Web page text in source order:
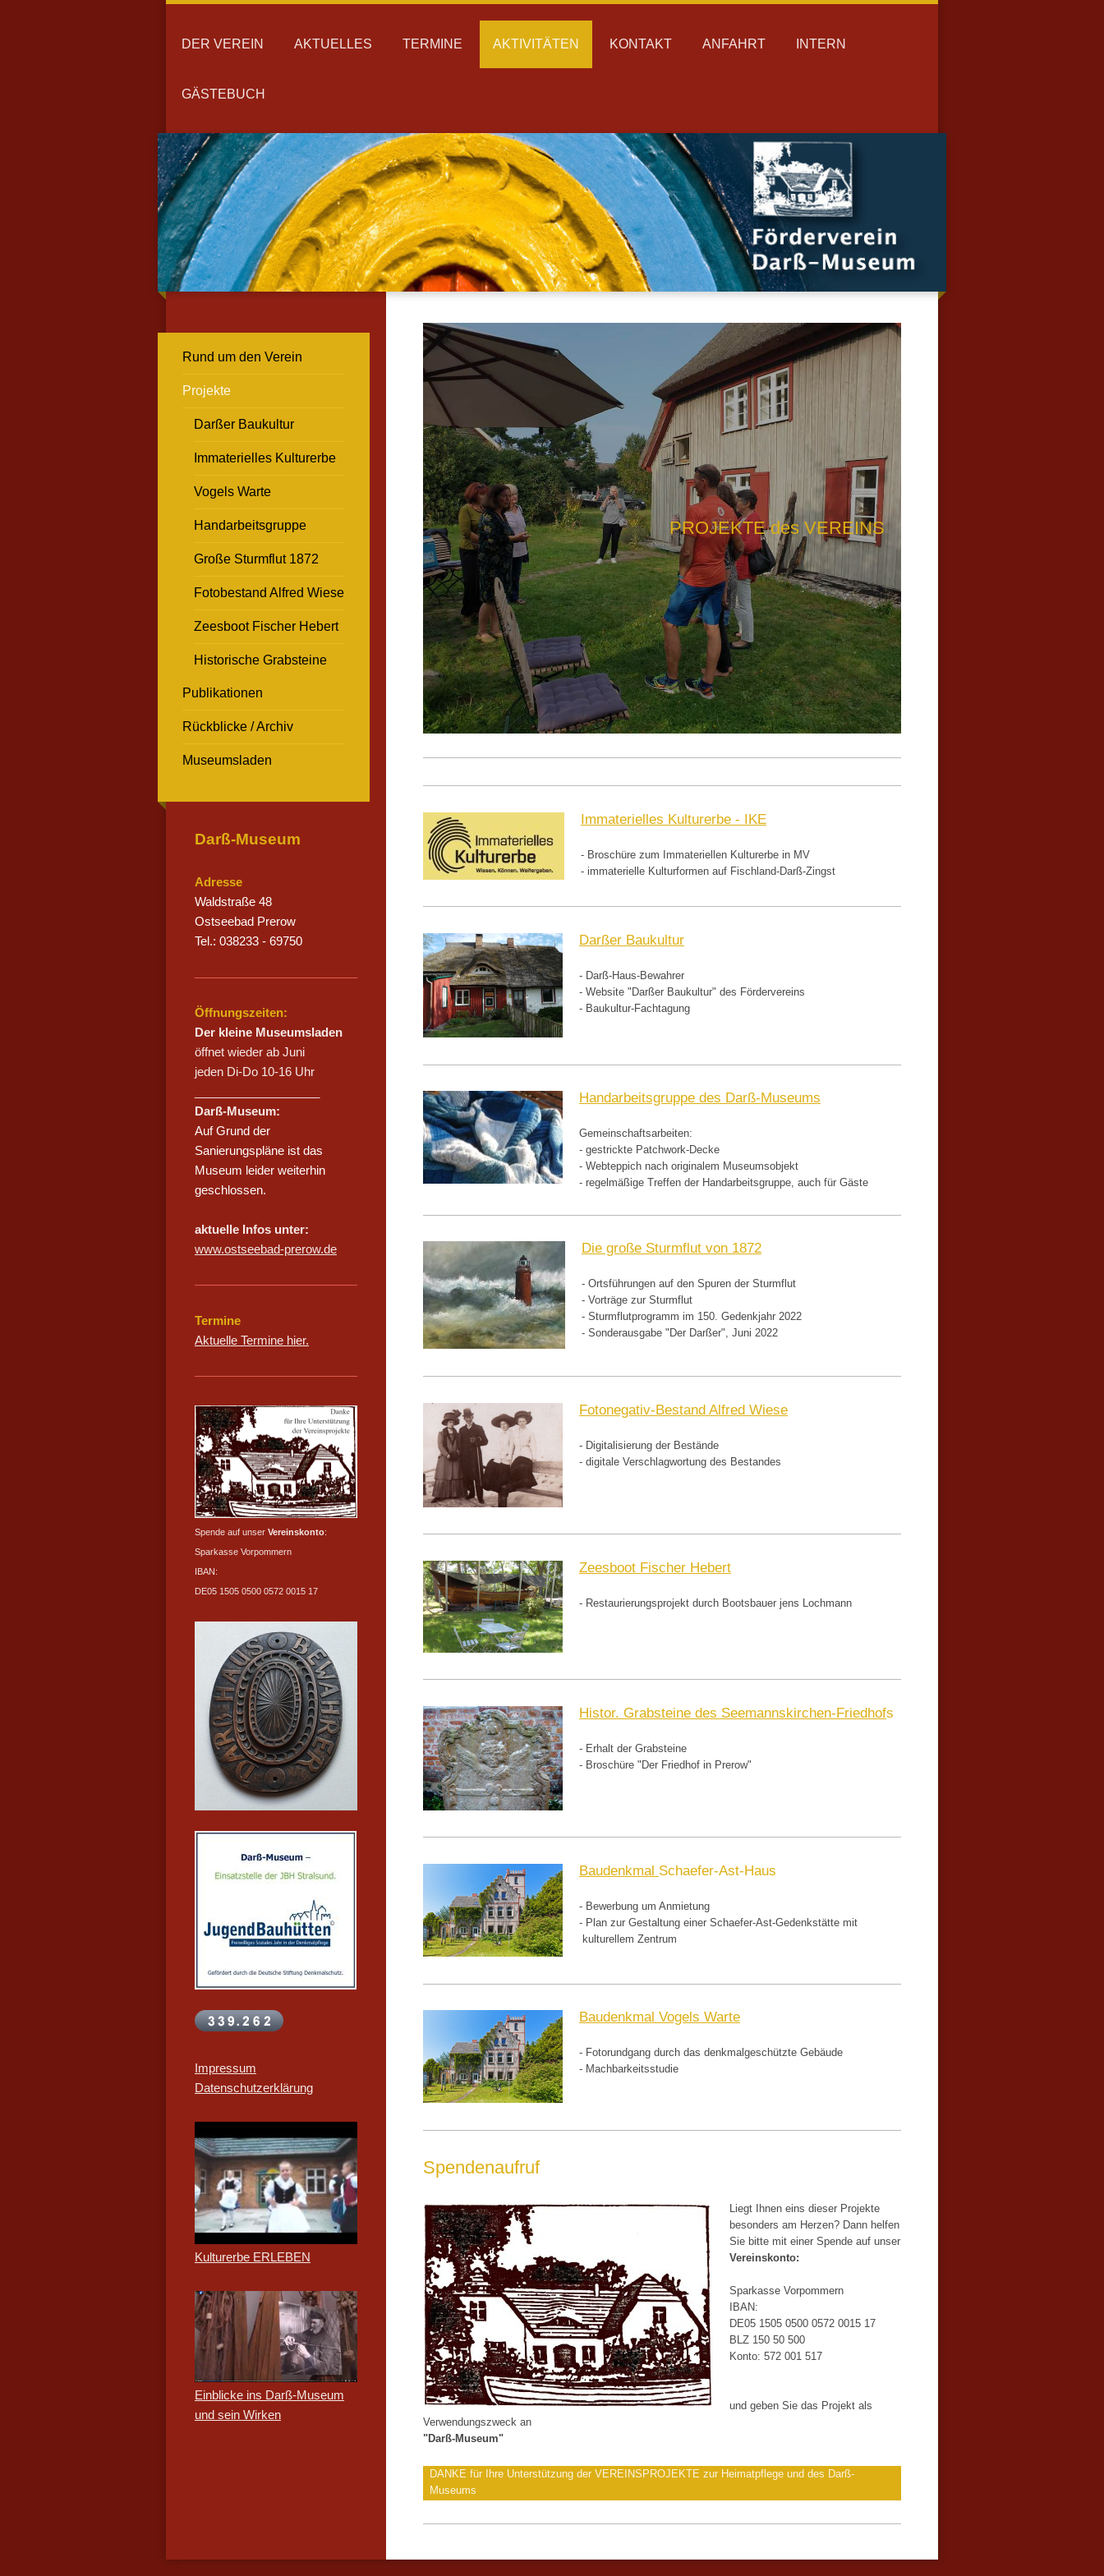
DER VEREIN AKTUELLES TERMINE AKTIVITÄTEN KONTAKT ANFAHRT INTERN
GÄSTEBUCH
PROJEKTE des VEREINS
Immaterielles Kulturerbe - IKE
- Broschüre zum Immateriellen Kulturerbe in MV
- immaterielle Kulturformen auf Fischland-Darß-Zingst
Darßer Baukultur
- Darß-Haus-Bewahrer
- Website "Darßer Baukultur" des Fördervereins
- Baukultur-Fachtagung
Handarbeitsgruppe des Darß-Museums
Gemeinschaftsarbeiten:
- gestrickte Patchwork-Decke
- Webteppich nach originalem Museumsobjekt
- regelmäßige Treffen der Handarbeitsgruppe, auch für Gäste
Die große Sturmflut von 1872
- Ortsführungen auf den Spuren der Sturmflut
- Vorträge zur Sturmflut
- Sturmflutprogramm im 150. Gedenkjahr 2022
- Sonderausgabe "Der Darßer", Juni 2022
Fotonegativ-Bestand Alfred Wiese
- Digitalisierung der Bestände
- digitale Verschlagwortung des Bestandes
Zeesboot Fischer Hebert
- Restaurierungsprojekt durch Bootsbauer jens Lochmann
Histor. Grabsteine des Seemannskirchen-Friedhofs
- Erhalt der Grabsteine
- Broschüre "Der Friedhof in Prerow"
Baudenkmal Schaefer-Ast-Haus
- Bewerbung um Anmietung
- Plan zur Gestaltung einer Schaefer-Ast-Gedenkstätte mit
kulturellem Zentrum
Baudenkmal Vogels Warte
- Fotorundgang durch das denkmalgeschützte Gebäude
- Machbarkeitsstudie
Spendenaufruf
Liegt Ihnen eins dieser Projekte
besonders am Herzen? Dann helfen
Sie bitte mit einer Spende auf unser
Vereinskonto:
Sparkasse Vorpommern
IBAN:
​DE05 1505 0500 0572 0015 17
BLZ 150 50 500
Konto: 572 001 517
und geben Sie das Projekt als
Verwendungszweck an
"Darß-Museum"
DANKE für Ihre Unterstützung der VEREINSPROJEKTE zur Heimatpflege und des Darß-
Museums
Rund um den Verein
Projekte
Darßer Baukultur
Immaterielles Kulturerbe
Vogels Warte
Handarbeitsgruppe
Große Sturmflut 1872
Fotobestand Alfred Wiese
Zeesboot Fischer Hebert
Historische Grabsteine
Publikationen
Rückblicke / Archiv
Museumsladen
Darß-Museum
Adresse
Waldstraße 48
Ostseebad Prerow
Tel.: 038233 - 69750
Öffnungszeiten:
Der kleine Museumsladen
öffnet wieder ab Juni
jeden Di-Do 10-16 Uhr
Darß-Museum:
Auf Grund der
Sanierungspläne ist das
Museum leider weiterhin
geschlossen.
aktuelle Infos unter:
www.ostseebad-prerow.de
Termine
Aktuelle Termine hier.
Spende auf unser Vereinskonto:
Sparkasse Vorpommern
IBAN:
DE05 1505 0500 0572 0015 17
Impressum
Datenschutzerklärung
Kulturerbe ERLEBEN
Einblicke ins Darß-Museum
und sein Wirken